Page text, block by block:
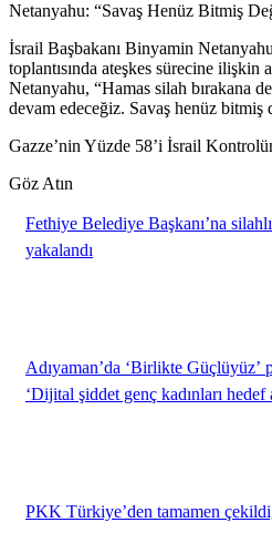
Netanyahu: “Savaş Henüz Bitmiş
İsrail Başbakanı Binyamin
toplantısında ateşkes sürecine ilişkin
Netanyahu, “Hamas silah bırakana
devam edeceğiz. Savaş henüz
Gazze’nin Yüzde 58’i İsrail
Göz Atın
Fethiye Belediye Başkanı’na
yakalandı
Adıyaman’da ‘Birlikte Güçlüyüz’
PKK Türkiye’den tamamen